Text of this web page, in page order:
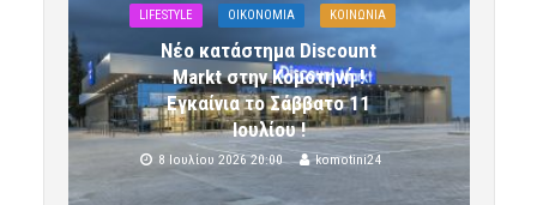
LIFESTYLE OIKONOMIA ΚΟΙΝΩΝΙΑ
Νέο κατάστημα Discount
Markt στην Κομοτηνή !
Εγκαίνια το Σάββατο 11
Ιουλίου !
8 Ιουλίου 2026 20:00 komotini24